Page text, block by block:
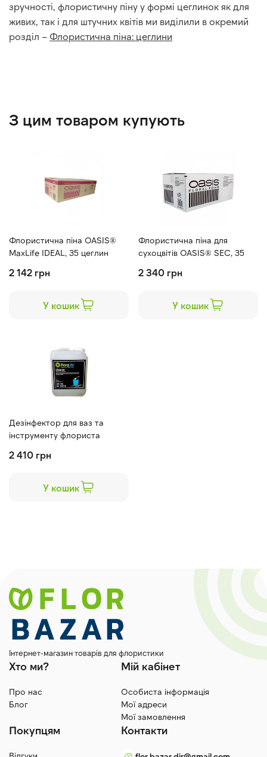
зручності, флористичну піну у формі цеглинок як для
живих, так і для штучних квітів ми виділили в окремий
розділ – Флористична піна: цеглини
З цим товаром купують
Флористична піна OASIS®
MaxLife IDEAL, 35 цеглин
2 142 грн
У кошик
Флористична піна для
сухоцвітів OASIS® SEC, 35
2 340 грн
У кошик
Дезінфектор для ваз та
інструменту флориста
2 410 грн
У кошик
Інтернет-магазин товарів для флористики
Хто ми?
Про нас
Блог
Мій кабінет
Особиста інформація
Мої адреси
Мої замовлення
Покупцям Контакти